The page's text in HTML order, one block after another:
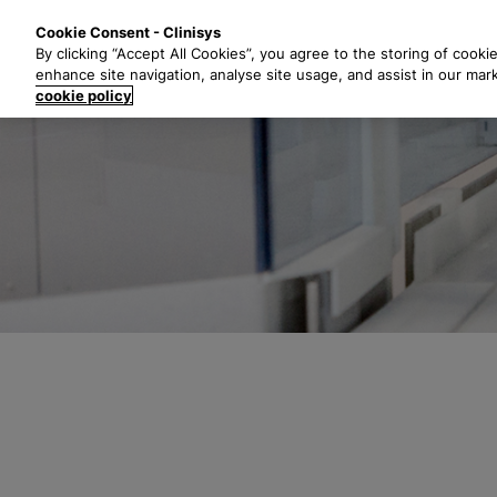
e
t
Cookie Consent - Clinisys
By clicking “Accept All Cookies”, you agree to the storing of
enhance site navigation, analyse site usage, and assist in our
cookie policy